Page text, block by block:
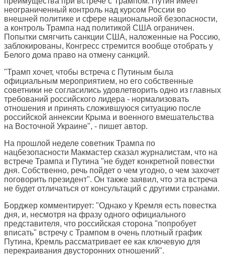
неограниченный контроль над курсом России во
внешней политике и сфере национальной безопасности,
а контроль Трампа над политикой США ограничен.
Попытки смягчить санкции США, наложенные на Россию,
заблокированы, Конгресс стремится вообще отобрать у
Белого дома право на отмену санкций.
"Трамп хочет, чтобы встреча с Путиным была
официальным мероприятием, но его собственные
советники не согласились удовлетворить одно из главных
требований российского лидера - нормализовать
отношения и принять сложившуюся ситуацию после
российской аннексии Крыма и военного вмешательства
на Восточной Украине", - пишет автор.
На прошлой неделе советник Трампа по
нацбезопасности Макмастер сказал журналистам, что на
встрече Трампа и Путина "не будет конкретной повестки
дня. Собственно, речь пойдет о чем угодно, о чем захочет
поговорить президент". Он также заявил, что эта встреча
не будет отличаться от консультаций с другими странами.
Борджер комментирует: "Однако у Кремля есть повестка
дня, и, несмотря на фразу одного официального
представителя, что российская сторона "попробует
вписать" встречу с Трампом в очень плотный график
Путина, Кремль рассматривает ее как ключевую для
перекраивания двусторонних отношений".